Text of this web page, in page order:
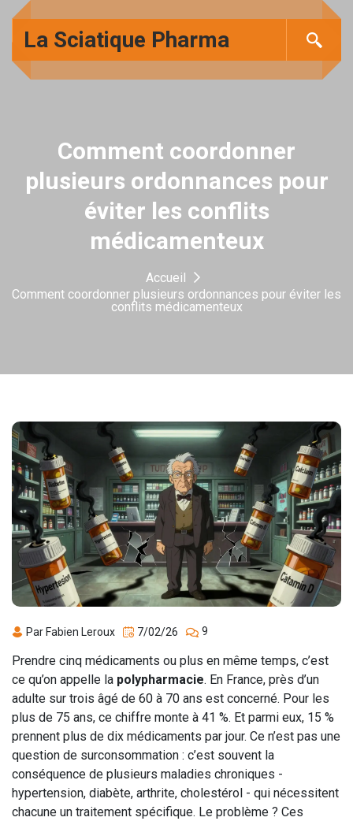
La Sciatique Pharma
Comment coordonner
plusieurs ordonnances pour
éviter les conflits
médicamenteux
Accueil
Comment coordonner plusieurs ordonnances pour éviter les
conflits médicamenteux
Par Fabien Leroux 7/02/26 9
Prendre cinq médicaments ou plus en même temps, c’est
ce qu’on appelle la polypharmacie. En France, près d’un
adulte sur trois âgé de 60 à 70 ans est concerné. Pour les
plus de 75 ans, ce chiffre monte à 41 %. Et parmi eux, 15 %
prennent plus de dix médicaments par jour. Ce n’est pas une
question de surconsommation : c’est souvent la
conséquence de plusieurs maladies chroniques -
hypertension, diabète, arthrite, cholestérol - qui nécessitent
chacune un traitement spécifique. Le problème ? Ces